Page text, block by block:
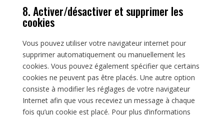
8. Activer/désactiver et supprimer les
cookies
Vous pouvez utiliser votre navigateur internet pour
supprimer automatiquement ou manuellement les
cookies. Vous pouvez également spécifier que certains
cookies ne peuvent pas être placés. Une autre option
consiste à modifier les réglages de votre navigateur
Internet afin que vous receviez un message à chaque
fois qu’un cookie est placé. Pour plus d’informations